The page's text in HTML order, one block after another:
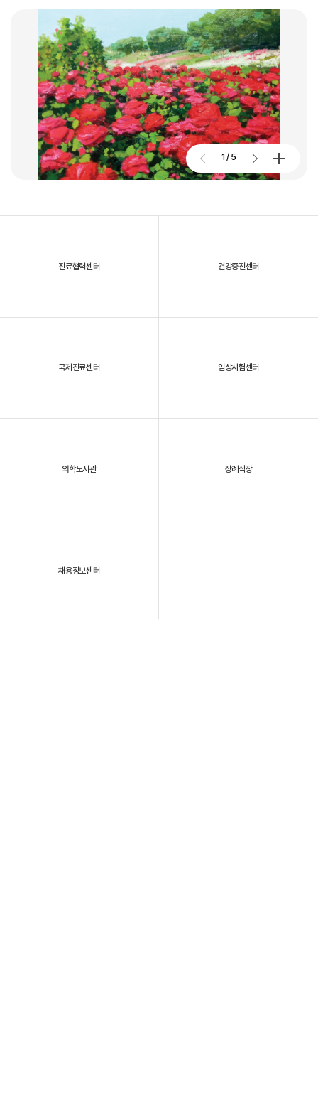
암환자의 관리 - 대구파티마병원 혈액종양내과 이선아 과장
2026. 01. 02
2025년, 대구파티마병원을 되돌아보다
2026.07.29
우성진 동구청장, 대구파티마병원 방문
2026.07.28
대구파티마병원, 스타키보청기 대구센터로부터 개원 70주년 기념
노트북 기증 받아
2026.07.27
대구파티마병원, 개원 70주년 기념 및 제11회 생명사랑 생명주간 축제
1 / 5
진료협력센터 건강증진센터
국제진료센터 임상시험센터
의학도서관 장례식장
채용정보센터